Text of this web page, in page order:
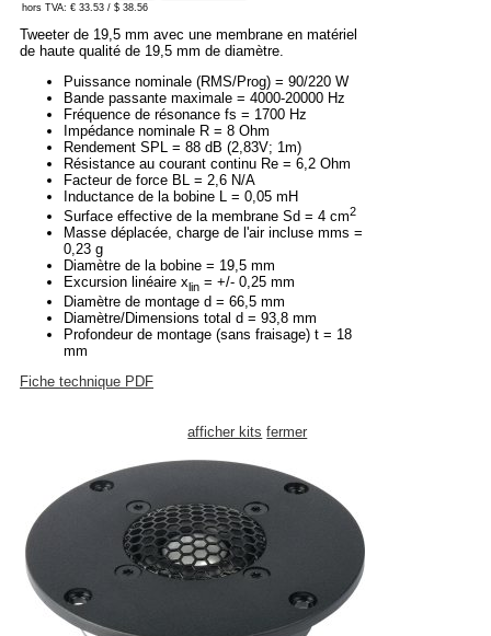
hors TVA: € 33.53 / $ 38.56
Tweeter de 19,5 mm avec une membrane en matériel
de haute qualité de 19,5 mm de diamètre.
Puissance nominale (RMS/Prog) = 90/220 W
Bande passante maximale = 4000-20000 Hz
Fréquence de résonance fs = 1700 Hz
Impédance nominale R = 8 Ohm
Rendement SPL = 88 dB (2,83V; 1m)
Résistance au courant continu Re = 6,2 Ohm
Facteur de force BL = 2,6 N/A
Inductance de la bobine L = 0,05 mH
Surface effective de la membrane Sd = 4 cm2
Masse déplacée, charge de l'air incluse mms =
0,23 g
Diamètre de la bobine = 19,5 mm
Excursion linéaire xlin = +/- 0,25 mm
Diamètre de montage d = 66,5 mm
Diamètre/Dimensions total d = 93,8 mm
Profondeur de montage (sans fraisage) t = 18
mm
Fiche technique PDF
afficher kits fermer